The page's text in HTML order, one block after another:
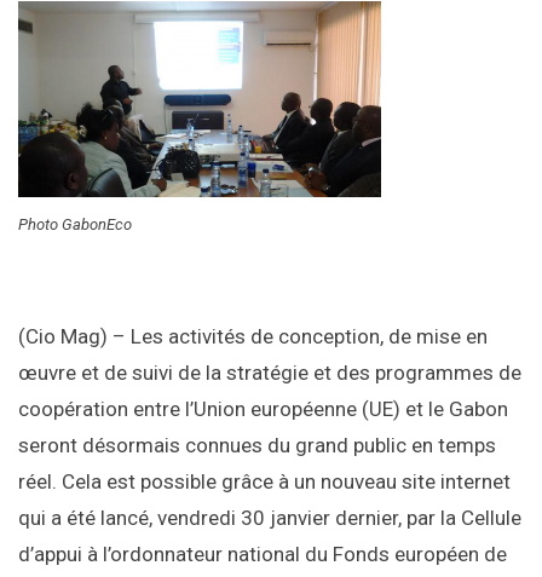
Photo GabonEco
(Cio Mag) – Les activités de conception, de mise en
œuvre et de suivi de la stratégie et des programmes de
coopération entre l’Union européenne (UE) et le Gabon
seront désormais connues du grand public en temps
réel. Cela est possible grâce à un nouveau site internet
qui a été lancé, vendredi 30 janvier dernier, par la Cellule
d’appui à l’ordonnateur national du Fonds européen de